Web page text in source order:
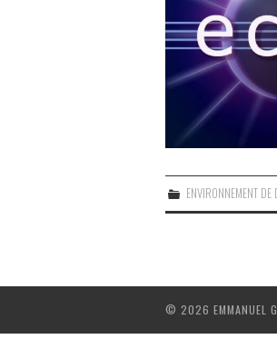
ENVIRONNEMENT DE
© 2026 EMMANUEL